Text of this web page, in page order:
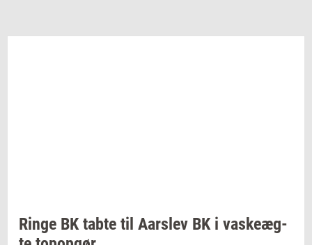
Ringe BK tabte til Aars­lev BK i va­ske­æg­